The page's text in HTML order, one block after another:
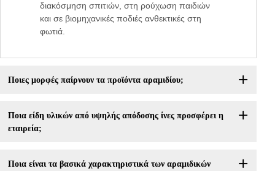
διακόσμηση σπιτιών, στη ρούχωση παιδιών
και σε βιομηχανικές ποδιές ανθεκτικές στη
φωτιά.
Ποιες μορφές παίρνουν τα προϊόντα αραμιδίου;
Ποια είδη υλικών από υψηλής απόδοσης ίνες προσφέρει η
εταιρεία;
Ποια είναι τα βασικά χαρακτηριστικά των αραμιδικών